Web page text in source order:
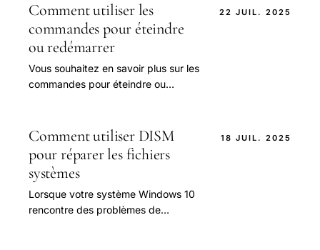
Comment utiliser les
commandes pour éteindre
ou redémarrer
Vous souhaitez en savoir plus sur les
commandes pour éteindre ou
22 JUIL. 2025
Comment utiliser DISM
pour réparer les fichiers
systèmes
Lorsque votre système Windows 10
rencontre des problèmes de
18 JUIL. 2025